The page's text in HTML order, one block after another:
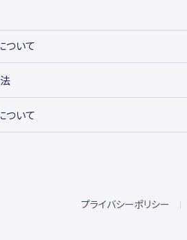
ついて
ついて
プライバシーポリシー